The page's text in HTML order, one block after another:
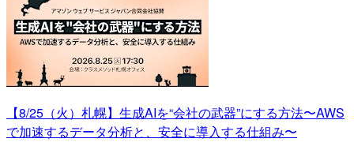
【8/25（火）札幌】生成AIを“会社の武器”にする方法〜AWS
で加速するデータ分析と、安全に導入する仕組み〜